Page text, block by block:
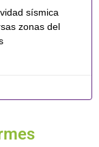
sísmica
zonas del